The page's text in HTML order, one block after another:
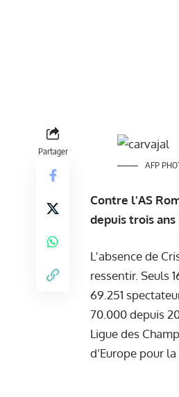
Partager
AFP
Contre l'AS
depuis trois
L'absence de
ressentir. Seuls
69.251
70.000 depuis
Ligue des
d’Europe pour